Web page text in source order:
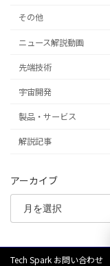
その他
ニュース解説動画
先端技術
宇宙開発
製品・サービス
解説記事
アーカイブ
Tech Spark お問い合わせ